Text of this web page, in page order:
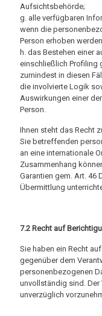
Aufsichtsbehörde;
g. alle verfügbaren
wenn die
Person erhoben
h. das Bestehen einer
einschließlich Profiling
zumindest in diesen
die involvierte Logik
Auswirkungen einer
Person.
Ihnen steht das Recht
Sie betreffenden
an eine internationale
Zusammenhang
Garantien gem. Art. 46
Übermittlung
7.2 Recht auf
Sie haben ein Recht
gegenüber dem
personenbezogenen
unvollständig sind.
unverzüglich